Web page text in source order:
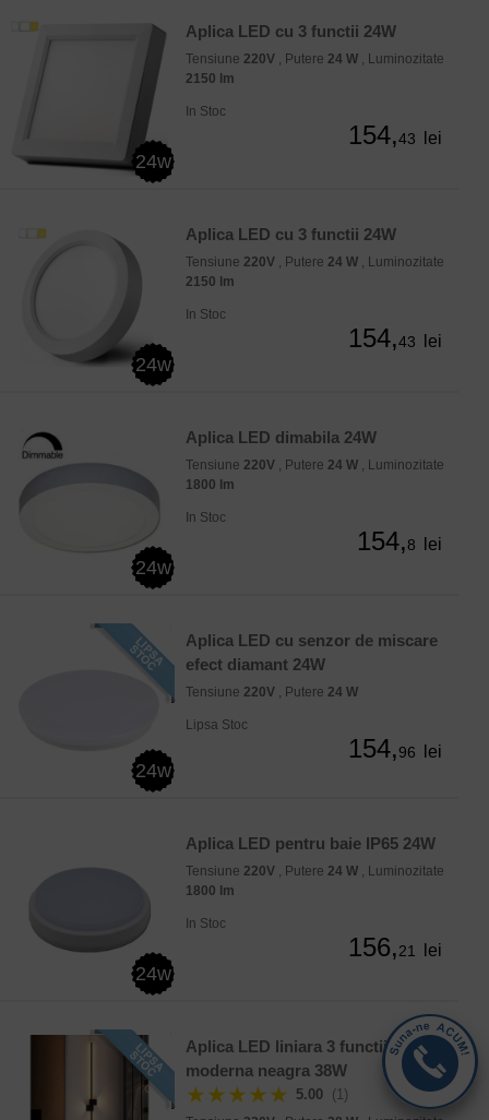
24w
Aplica LED cu 3 functii 24W
Tensiune 220V , Putere 24 W , Luminozitate
2150 lm
In Stoc
154,43 lei
24w
Aplica LED cu 3 functii 24W
Tensiune 220V , Putere 24 W , Luminozitate
2150 lm
In Stoc
154,43 lei
24w
Aplica LED dimabila 24W
Tensiune 220V , Putere 24 W , Luminozitate
1800 lm
In Stoc
154,8 lei
24w
Aplica LED cu senzor de miscare
efect diamant 24W
Tensiune 220V , Putere 24 W
Lipsa Stoc
154,96 lei
24w
Aplica LED pentru baie IP65 24W
Tensiune 220V , Putere 24 W , Luminozitate
1800 lm
In Stoc
156,21 lei
Aplica LED liniara 3 functii 100cm
moderna neagra 38W
★★★★★ 5.00 (1)